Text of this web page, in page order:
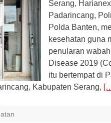
Serang,
Padarincang,
Polda Banten,
kesehatan guna
penularan
Disease 2019
itu bertempat di
Kabupaten Serang,